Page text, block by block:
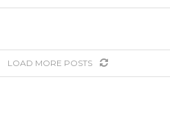
LOAD MORE POSTS